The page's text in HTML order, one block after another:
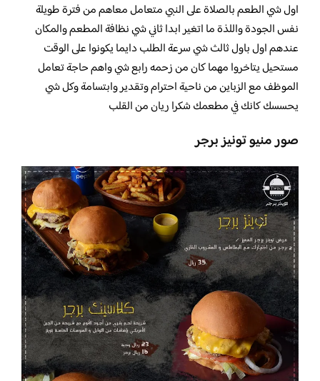
اول شي الطعم بالصلاة على النبي متعامل معاهم من فترة طويلة
نفس الجودة واللذة ما اتغير ابدا ثاني شي نظافة المطعم والمكان
عندهم اول باول ثالث شي سرعة الطلب دايما يكونوا على الوقت
مستحيل يتاخروا مهما كان من زحمه رابع شي واهم حاجة تعامل
الموظف مع الزباين من ناحية احترام وتقدير وابتسامة وكل شي
يحسسك كانك في مطعمك شكرا ريان من القلب
صور منيو تونيز برجر